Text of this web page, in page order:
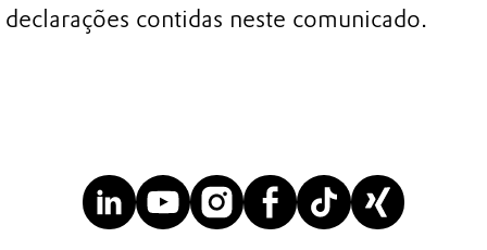
declarações contidas neste comunicado.